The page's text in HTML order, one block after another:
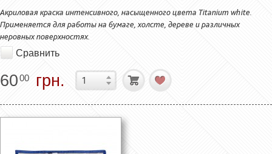
Акриловая краска интенсивного, насыщенного цвета Titanium white.
Применяется для работы на бумаге, холсте, дереве и различных
неровных поверхностях.
Сравнить
6000 грн.